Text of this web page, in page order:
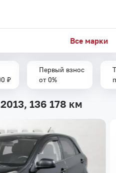
Все марки
₽
Первый взнос
от 0%
136 178 км